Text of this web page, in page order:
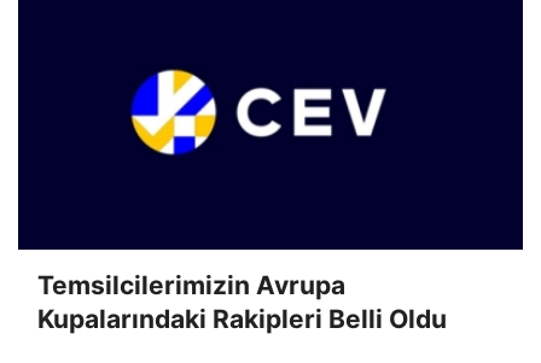
Temsilcilerimizin Avrupa
Kupalarındaki Rakipleri Belli Oldu